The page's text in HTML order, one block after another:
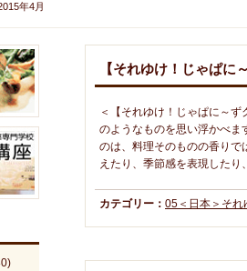
年4月
【それゆけ！じゃぱ
＜【それゆけ！じゃぱに～
のようなものを思い浮かべま
のは、料理そのものの香り
えたり、季節感を表現した
カテゴリー： 05＜日本＞それ